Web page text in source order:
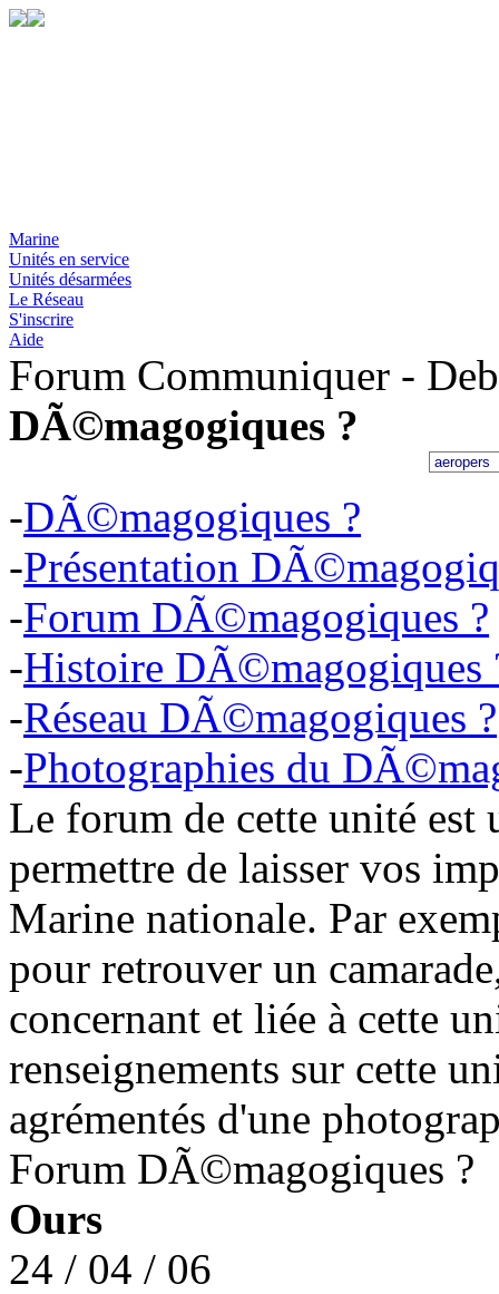
Marine
Unités en service
Unités désarmées
Le Réseau
S'inscrire
Aide
Forum Communiquer -
DÃ©magogiques ?
-DÃ©magogiques ?
-Présentation
-Forum DÃ©magogiques ?
-Histoire DÃ©magogiques
-Réseau DÃ©magogiques ?
-Photographies du
Le forum de cette unité est
permettre de laisser vos
Marine nationale. Par
pour retrouver un
concernant et liée à cette
renseignements sur cette
agrémentés d'une
Forum DÃ©magogiques ?
Ours
24 / 04 / 06